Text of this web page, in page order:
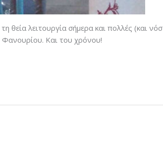
λειτουργία σήμερα και πολλές (και
Φανουρίου. Και του χρόνου!